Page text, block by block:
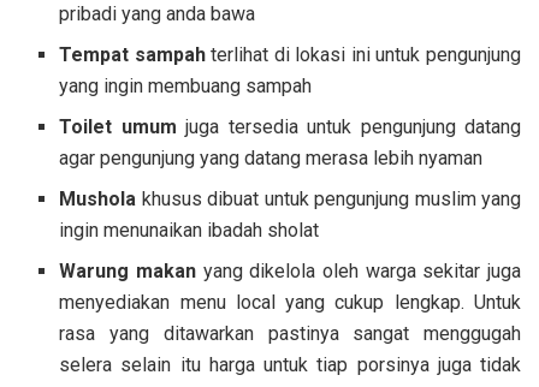
pribadi yang anda bawa
Tempat sampahterlihat di lokasi ini untuk pengunjung
yang ingin membuang sampah
Toilet umum juga tersedia untuk pengunjung datang
agar pengunjung yang datang merasa lebih nyaman
Mushola khusus dibuat untuk pengunjung muslim yang
ingin menunaikan ibadah sholat
Warung makanyang dikelola oleh warga sekitar juga
menyediakan menu local yang cukup lengkap. Untuk
rasa yang ditawarkan pastinya sangat menggugah
selera selain itu harga untuk tiap porsinya juga tidak